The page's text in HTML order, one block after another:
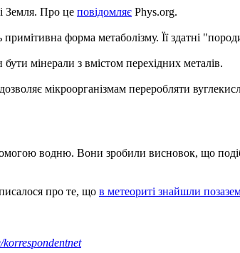
Земля. Про це повідомляє Phys.org.
форма метаболізму. Її здатні
мінерали з вмістом перехідних металів.
мікроорганізмам переробляти
водню. Вони зробили висновок, що
про те, що в метеориті знайшли
korrespondentnet